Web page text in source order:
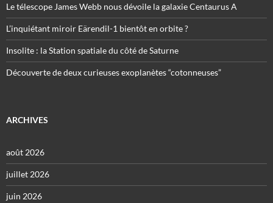
Le télescope James Webb nous dévoile la galaxie Centaurus A
L’inquiétant miroir Eärendil-1 bientôt en orbite ?
Insolite : la Station spatiale du côté de Saturne
Découverte de deux curieuses exoplanètes “cotonneuses”
ARCHIVES
août 2026
juillet 2026
juin 2026